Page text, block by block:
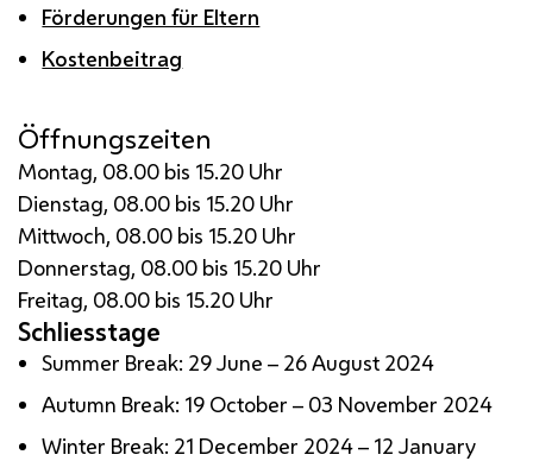
Förderungen für Eltern
Kostenbeitrag
Öffnungszeiten
Montag, 08.00 bis 15.20 Uhr
Dienstag, 08.00 bis 15.20 Uhr
Mittwoch, 08.00 bis 15.20 Uhr
Donnerstag, 08.00 bis 15.20 Uhr
Freitag, 08.00 bis 15.20 Uhr
Schliesstage
Summer Break: 29 June – 26 August 2024
Autumn Break: 19 October – 03 November 2024
Winter Break: 21 December 2024 – 12 January